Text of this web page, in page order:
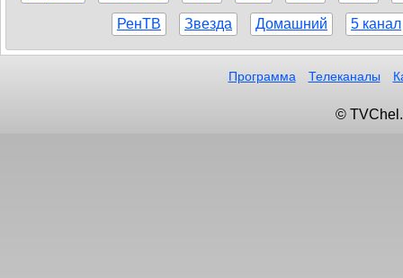
РенТВ Звезда Домашний 5 канал
Программа Телеканалы
©